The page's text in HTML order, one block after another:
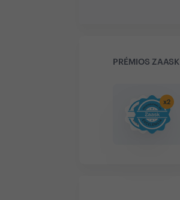
PRÉMIOS ZAASK
x2